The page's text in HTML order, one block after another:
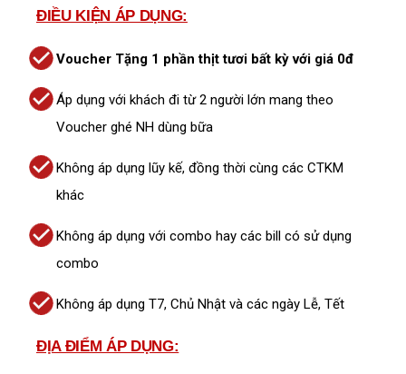
ĐIỀU KIỆN ÁP DỤNG:
Voucher Tặng 1 phần thịt tươi bất kỳ với giá 0đ
Áp dụng với khách đi từ 2 người lớn mang theo
Voucher ghé NH dùng bữa
Không áp dụng lũy kế, đồng thời cùng các CTKM
khác
Không áp dụng với combo hay các bill có sử dụng
combo
Không áp dụng T7, Chủ Nhật và các ngày Lễ, Tết
ĐỊA ĐIỂM ÁP DỤNG: